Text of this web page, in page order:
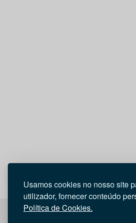
Usamos cookies no nosso site
utilizador, fornecer conteúdo
Política de Cookies.